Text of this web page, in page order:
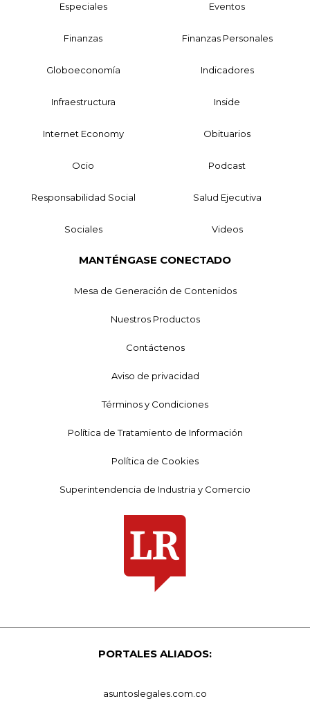
Especiales Eventos
Finanzas Finanzas Personales
Globoeconomía Indicadores
Infraestructura Inside
Internet Economy Obituarios
Ocio Podcast
Responsabilidad Social Salud Ejecutiva
Sociales Videos
MANTÉNGASE CONECTADO
Mesa de Generación de Contenidos
Nuestros Productos
Contáctenos
Aviso de privacidad
Términos y Condiciones
Política de Tratamiento de Información
Política de Cookies
Superintendencia de Industria y Comercio
PORTALES ALIADOS:
asuntoslegales.com.co